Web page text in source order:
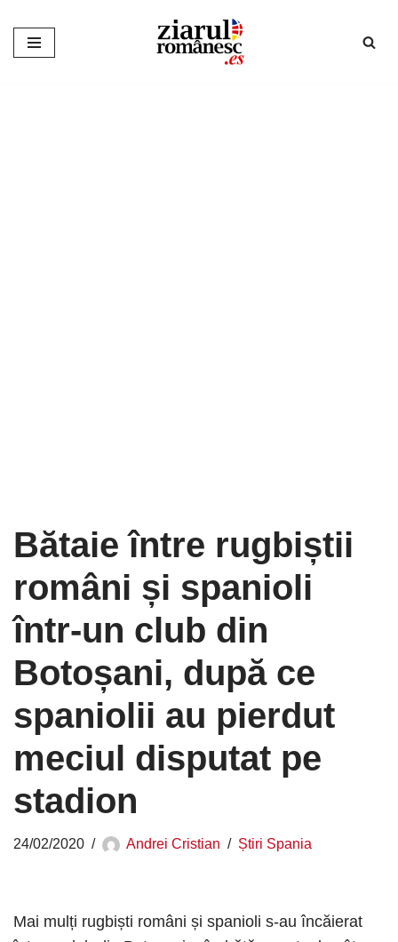
Sari
Bătaie între rugbiștii
români și spanioli
într-un club din
Botoșani, după ce
spaniolii au pierdut
meciul disputat pe
stadion
24/02/2020 Andrei Cristian Știri Spania
Mai mulți rugbiști români și spanioli s-au încăierat